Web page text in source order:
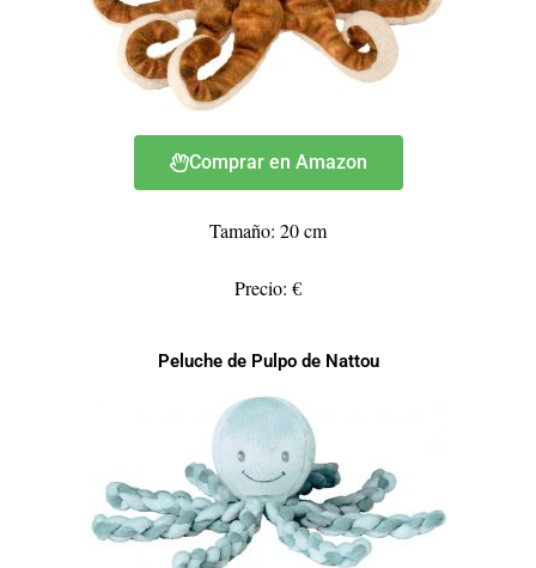
Comprar en Amazon
Tamaño: 20 cm
Precio: €
Peluche de Pulpo de Nattou